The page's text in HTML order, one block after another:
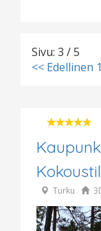
Sivu: 3 / 5
<< Edellinen 1
Turku